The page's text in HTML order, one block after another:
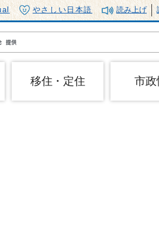
やさしい日本語 読み上げ
移住・定住 市政